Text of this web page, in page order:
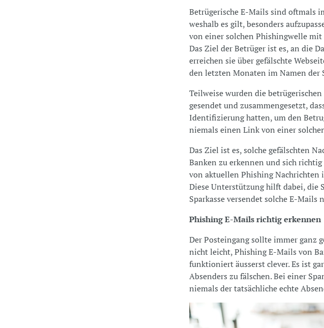
Betrügerische E-Mails sind oftmals
weshalb es gilt, besonders
von einer solchen Phishingwelle
Das Ziel der Betrüger ist es, an die
erreichen sie über gefälschte
den letzten Monaten im Namen der
Teilweise wurden die
gesendet und zusammengesetzt,
Identifizierung hatten, um den
niemals einen Link von einer
Das Ziel ist es, solche gefälschten
Banken zu erkennen und sich
von aktuellen Phishing Nachrichten
Diese Unterstützung hilft dabei, die
Sparkasse versendet solche E-Mails
Phishing E-Mails richtig erkennen
Der Posteingang sollte immer ganz
nicht leicht, Phishing E-Mails von
funktioniert äusserst clever. Es ist
Absenders zu fälschen. Bei einer
niemals der tatsächliche echte